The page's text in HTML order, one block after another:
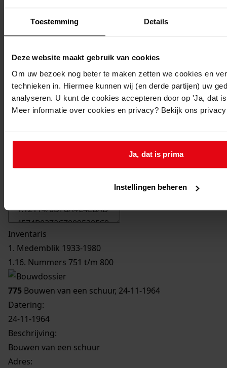
Toestemming Details
Deze website maakt gebruik van cookies
Om uw bezoek nog beter te maken zetten we cookies en
technieken in. Hiermee kunnen wij (en derde partijen) uw
analyseren. U kunt de cookies accepteren door op 'Ja, dat
Meer informatie over cookies en privacy? Bekijk ons
Ja, dat is prima
Instellingen beheren
Inventaris
1. Medemblik 1933-1980
1.16. Nummers 751 t/m 800
775 Bouwen van een schuur, 24-11-1964
Datering:
24-11-1964
Beschrijving:
Bouwen van een schuur
Adres: